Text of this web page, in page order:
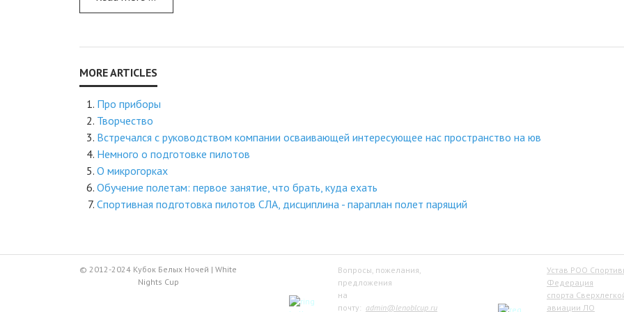
Про приборы
Творчество
Встречался с руководством компании осваивающей интересующее нас пространство на юв
Немного о подготовке пилотов
О микрогорках
Обучение полетам: первое занятие, что брать, куда ехать
Спортивная подготовка пилотов СЛА, дисциплина - параплан полет парящий
© 2012-2024 Кубок Белых Ночей | White
Nights Cup
Вопросы, пожелания,
предложения
на
почту: admin@lenoblcup.ru
Устав РОО
Федерация
спорта
авиации ЛО